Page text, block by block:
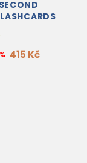
415 Kč